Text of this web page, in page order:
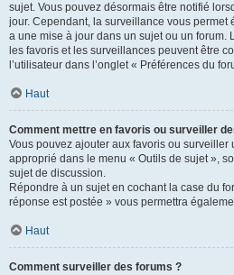
sujet. Vous pouvez désormais être notifié
jour. Cependant, la surveillance vous permet
a une mise à jour dans un sujet ou un forum.
les favoris et les surveillances peuvent être
l’utilisateur dans l’onglet « Préférences du
Haut
Comment mettre en favoris ou surveiller
Vous pouvez ajouter aux favoris ou surveiller
approprié dans le menu « Outils de sujet »,
sujet de discussion.
Répondre à un sujet en cochant la case du
réponse est postée » vous permettra
Haut
Comment surveiller des forums ?